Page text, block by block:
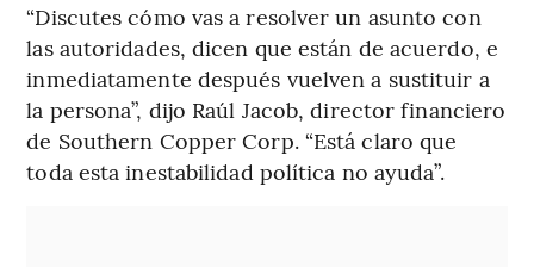
“Discutes cómo vas a resolver un asunto con
las autoridades, dicen que están de acuerdo, e
inmediatamente después vuelven a sustituir a
la persona”, dijo Raúl Jacob, director financiero
de Southern Copper Corp. “Está claro que
toda esta inestabilidad política no ayuda”.